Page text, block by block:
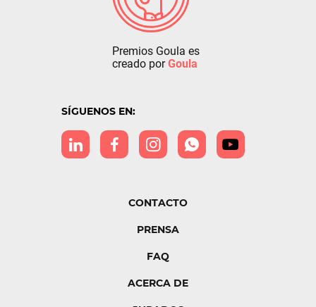
Premios Goula es
creado porGoula
SÍGUENOS EN:
CONTACTO
PRENSA
FAQ
ACERCA DE